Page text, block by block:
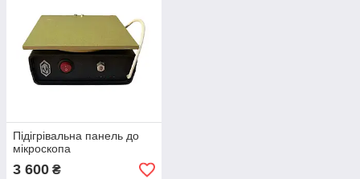
Підігрівальна панель до
мікроскопа
3 600 ₴